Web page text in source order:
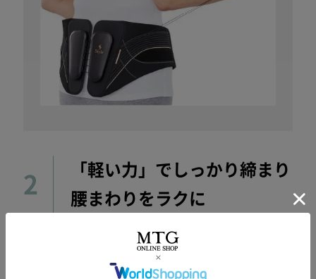
2
「軽い力」でしっかり締まり
腰まわりをラクに
背面に配置した滑車が、
締めつけを強力にサポート。